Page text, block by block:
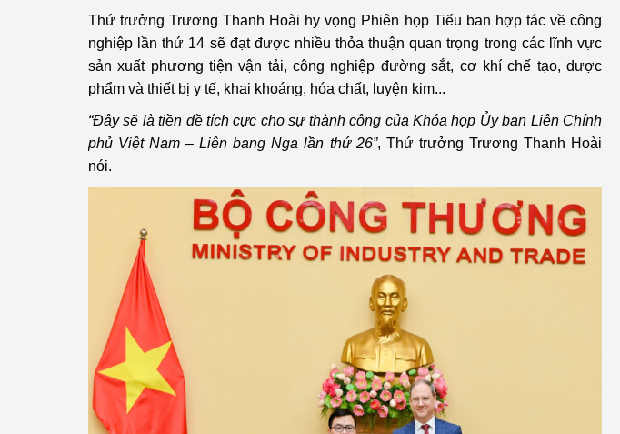
Thứ trưởng Trương Thanh Hoài hy vọng Phiên họp Tiểu ban hợp tác về công
nghiệp lần thứ 14 sẽ đạt được nhiều thỏa thuận quan trọng trong các lĩnh vực
sản xuất phương tiện vận tải, công nghiệp đường sắt, cơ khí chế tạo, dược
phẩm và thiết bị y tế, khai khoáng, hóa chất, luyện kim...
“Đây sẽ là tiền đề tích cực cho sự thành công của Khóa họp Ủy ban Liên Chính
phủ Việt Nam – Liên bang Nga lần thứ 26”, Thứ trưởng Trương Thanh Hoài
nói.